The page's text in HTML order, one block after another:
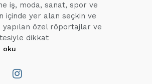
iş, moda, sanat, spor ve
içinde yer alan seçkin ve
özel röportajlar ve
dikkat
oku